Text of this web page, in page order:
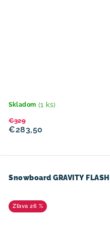
Skladom (1 ks)
€283,50
€329
Snowboard GRAVITY
26 %